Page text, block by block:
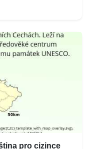
pro cizince